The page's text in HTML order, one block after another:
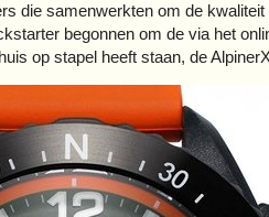
die samenwerkten om de
begonnen om de via het
op stapel heeft staan, de